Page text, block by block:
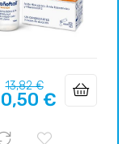
Precio
regular
13,82 €Precio
€